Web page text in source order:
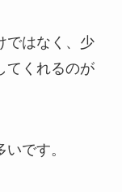
ではなく、少
てくれるのが
です。